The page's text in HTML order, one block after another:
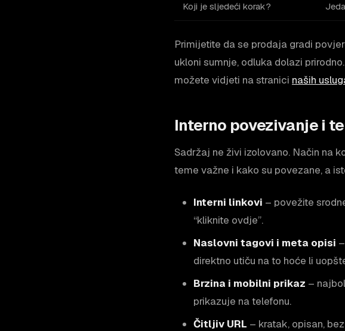
Koji je sljedeći korak?
Primijetite da se prodaja gradi
ukloni sumnje, odluka dolazi
možete vidjeti na stranici naših
Interno povezivanje i
Sadržaj ne živi izolovano. Način na
teme važne i kako su povezane, a
Interni linkovi – povežite
“kliknite ovdje”.
Naslovni tagovi i meta opisi
direktno utiču na to hoće li
Brzina i mobilni prikaz –
prikazuje na telefonu.
Čitljiv URL – kratak, opisan,